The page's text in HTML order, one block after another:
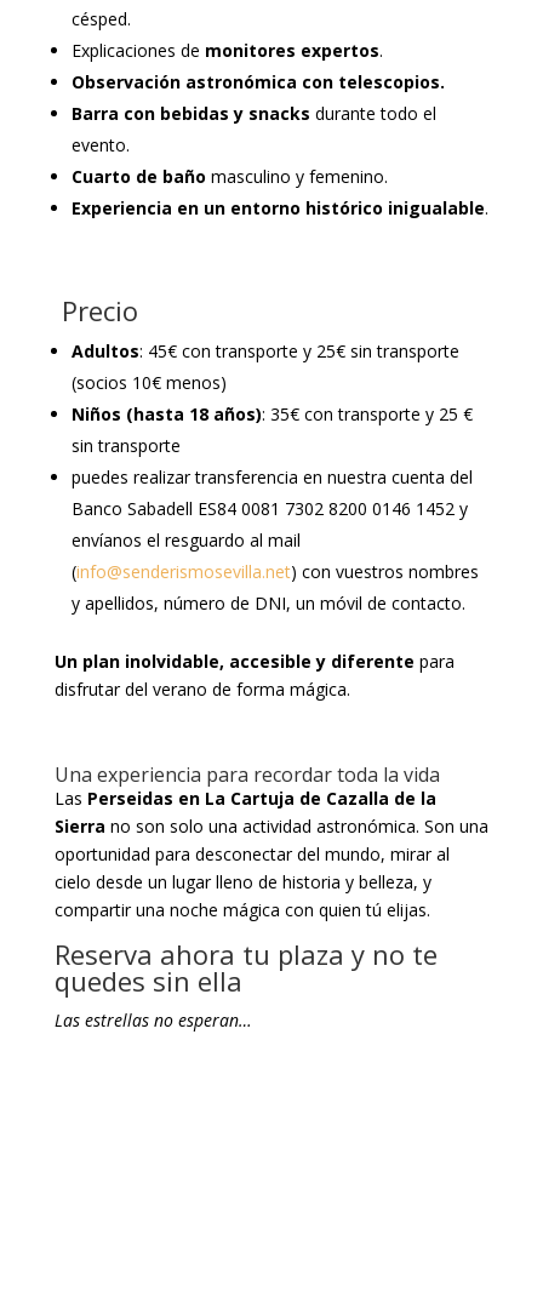
césped.
Explicaciones de monitores expertos.
Observación astronómica con telescopios.
Barra con bebidas y snacks durante todo el
evento.
Cuarto de baño masculino y femenino.
Experiencia en un entorno histórico inigualable.
Precio
Adultos: 45€ con transporte y 25€ sin transporte
(socios 10€ menos)
Niños (hasta 18 años): 35€ con transporte y 25 €
sin transporte
puedes realizar transferencia en nuestra cuenta del
Banco Sabadell ES84 0081 7302 8200 0146 1452 y
envíanos el resguardo al mail
(info@senderismosevilla.net) con vuestros nombres
y apellidos, número de DNI, un móvil de contacto.
Un plan inolvidable, accesible y diferente para
disfrutar del verano de forma mágica.
Una experiencia para recordar toda la vida
Las Perseidas en La Cartuja de Cazalla de la
Sierra no son solo una actividad astronómica. Son una
oportunidad para desconectar del mundo, mirar al
cielo desde un lugar lleno de historia y belleza, y
compartir una noche mágica con quien tú elijas.
Reserva ahora tu plaza y no te
quedes sin ella
Las estrellas no esperan…